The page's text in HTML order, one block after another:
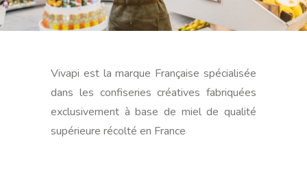
Vivapi est la marque Française spécialisée
dans les confiseries créatives fabriquées
exclusivement à base de miel de qualité
supérieure récolté en France